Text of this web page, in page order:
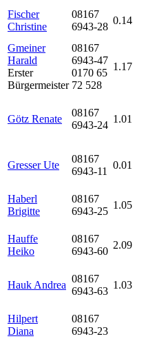
Fischer
Christine
08167
6943-28
0.14
Gmeiner
Harald
Erster
Bürgermeister
08167
6943-47
0170 65
72 528
1.17
Götz Renate
08167
6943-24
1.01
Gresser Ute
08167
6943-11
0.01
Haberl
Brigitte
08167
6943-25
1.05
Hauffe
Heiko
08167
6943-60
2.09
Hauk Andrea
08167
6943-63
1.03
Hilpert
Diana
08167
6943-23